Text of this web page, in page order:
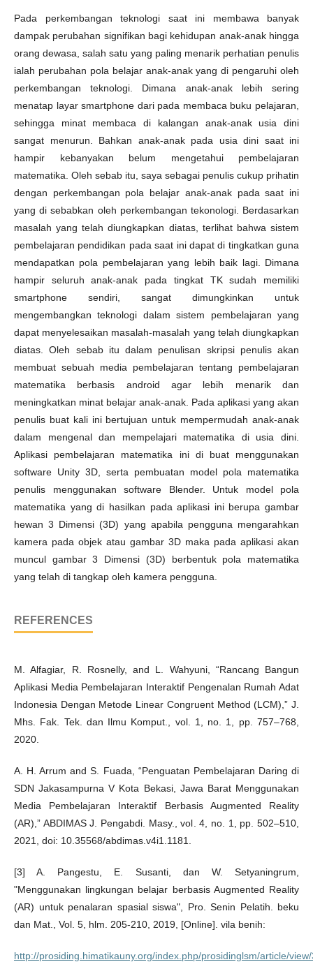
Pada perkembangan teknologi saat ini membawa banyak
dampak perubahan signifikan bagi kehidupan anak-anak hingga
orang dewasa, salah satu yang paling menarik perhatian penulis
ialah perubahan pola belajar anak-anak yang di pengaruhi oleh
perkembangan teknologi. Dimana anak-anak lebih sering
menatap layar smartphone dari pada membaca buku pelajaran,
sehingga minat membaca di kalangan anak-anak usia dini
sangat menurun. Bahkan anak-anak pada usia dini saat ini
hampir kebanyakan belum mengetahui pembelajaran
matematika. Oleh sebab itu, saya sebagai penulis cukup prihatin
dengan perkembangan pola belajar anak-anak pada saat ini
yang di sebabkan oleh perkembangan tekonologi. Berdasarkan
masalah yang telah diungkapkan diatas, terlihat bahwa sistem
pembelajaran pendidikan pada saat ini dapat di tingkatkan guna
mendapatkan pola pembelajaran yang lebih baik lagi. Dimana
hampir seluruh anak-anak pada tingkat TK sudah memiliki
smartphone sendiri, sangat dimungkinkan untuk
mengembangkan teknologi dalam sistem pembelajaran yang
dapat menyelesaikan masalah-masalah yang telah diungkapkan
diatas. Oleh sebab itu dalam penulisan skripsi penulis akan
membuat sebuah media pembelajaran tentang pembelajaran
matematika berbasis android agar lebih menarik dan
meningkatkan minat belajar anak-anak. Pada aplikasi yang akan
penulis buat kali ini bertujuan untuk mempermudah anak-anak
dalam mengenal dan mempelajari matematika di usia dini.
Aplikasi pembelajaran matematika ini di buat menggunakan
software Unity 3D, serta pembuatan model pola matematika
penulis menggunakan software Blender. Untuk model pola
matematika yang di hasilkan pada aplikasi ini berupa gambar
hewan 3 Dimensi (3D) yang apabila pengguna mengarahkan
kamera pada objek atau gambar 3D maka pada aplikasi akan
muncul gambar 3 Dimensi (3D) berbentuk pola matematika
yang telah di tangkap oleh kamera pengguna.
REFERENCES
M. Alfagiar, R. Rosnelly, and L. Wahyuni, “Rancang Bangun
Aplikasi Media Pembelajaran Interaktif Pengenalan Rumah Adat
Indonesia Dengan Metode Linear Congruent Method (LCM),” J.
Mhs. Fak. Tek. dan Ilmu Komput., vol. 1, no. 1, pp. 757–768,
2020.
A. H. Arrum and S. Fuada, “Penguatan Pembelajaran Daring di
SDN Jakasampurna V Kota Bekasi, Jawa Barat Menggunakan
Media Pembelajaran Interaktif Berbasis Augmented Reality
(AR),” ABDIMAS J. Pengabdi. Masy., vol. 4, no. 1, pp. 502–510,
2021, doi: 10.35568/abdimas.v4i1.1181.
[3] A. Pangestu, E. Susanti, dan W. Setyaningrum,
"Menggunakan lingkungan belajar berbasis Augmented Reality
(AR) untuk penalaran spasial siswa", Pro. Senin Pelatih. beku
dan Mat., Vol. 5, hlm. 205-210, 2019, [Online]. vila benih:
http://prosiding.himatikauny.org/index.php/prosidinglsm/article/